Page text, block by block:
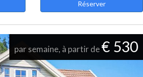
Réserver
par semaine, à partir de€ 530